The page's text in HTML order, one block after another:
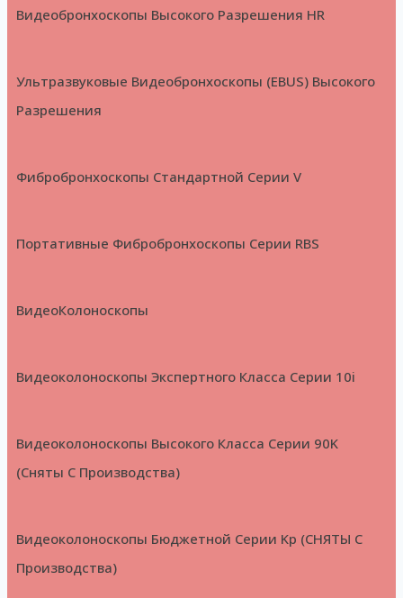
Видеобронхоскопы Высокого Разрешения HR
Ультразвуковые Видеобронхоскопы (EBUS) Высокого
Разрешения
Фибробронхоскопы Стандартной Серии V
Портативные Фибробронхоскопы Серии RBS
ВидеоКолоноскопы
Видеоколоноскопы Экспертного Класса Серии 10i
Видеоколоноскопы Высокого Класса Серии 90K
(Сняты С Производства)
Видеоколоноскопы Бюджетной Серии Kp (СНЯТЫ С
Производства)